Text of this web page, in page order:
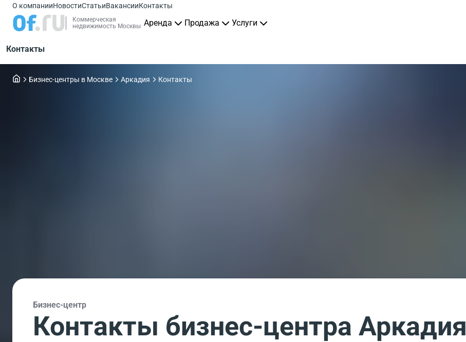
О компанииНовостиСтатьиВакансииКонтакты
Коммерческая
недвижимость Москвы Аренда Продажа Услуги
Контакты
Бизнес-центры в Москве Аркадия Контакты
Бизнес-центр
Контакты бизнес-центра Аркадия